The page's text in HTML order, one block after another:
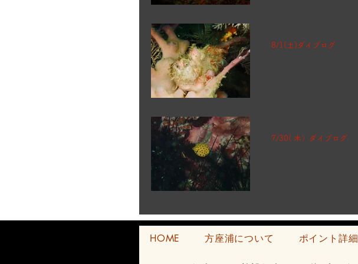
8/1(土)ダイブログ
7/30( 木）ダイブログ
HOME 方座浦について ポイント詳細